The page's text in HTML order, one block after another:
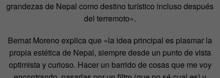
grandezas de Nepal como destino turístico incluso después
del terremoto».
Bernat Moreno explica que «la idea principal es plasmar la
propia estética de Nepal, siempre desde un punto de vista
optimista y curioso. Hacer un barrido de cosas que me voy